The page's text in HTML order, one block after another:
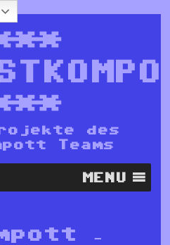
des
Teams
MENU
–